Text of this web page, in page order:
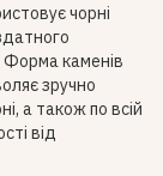
чорні
Форма каменів
зручно
а також по всій
від